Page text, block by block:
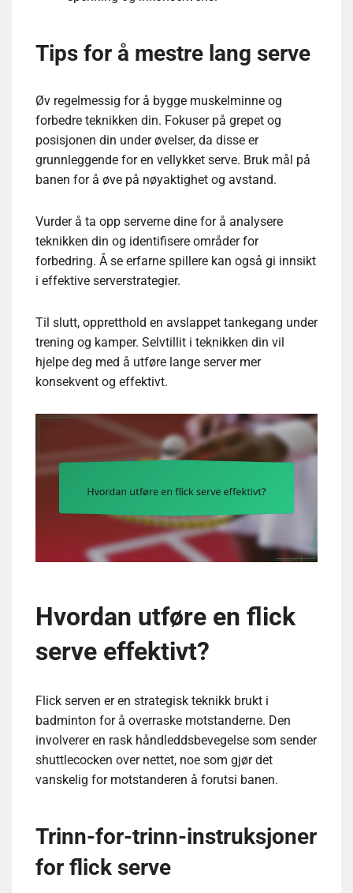
Tips for å mestre lang serve
Øv regelmessig for å bygge muskelminne og
forbedre teknikken din. Fokuser på grepet og
posisjonen din under øvelser, da disse er
grunnleggende for en vellykket serve. Bruk mål på
banen for å øve på nøyaktighet og avstand.
Vurder å ta opp serverne dine for å analysere
teknikken din og identifisere områder for
forbedring. Å se erfarne spillere kan også gi innsikt
i effektive serverstrategier.
Til slutt, oppretthold en avslappet tankegang under
trening og kamper. Selvtillit i teknikken din vil
hjelpe deg med å utføre lange server mer
konsekvent og effektivt.
Hvordan utføre en flick
serve effektivt?
Flick serven er en strategisk teknikk brukt i
badminton for å overraske motstanderne. Den
involverer en rask håndleddsbevegelse som sender
shuttlecocken over nettet, noe som gjør det
vanskelig for motstanderen å forutsi banen.
Trinn-for-trinn-instruksjoner
for flick serve